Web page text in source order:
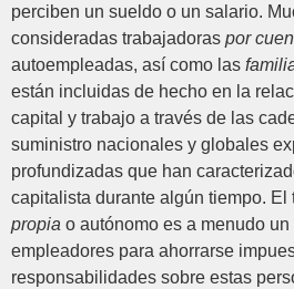
perciben un sueldo o un salario.
consideradas trabajadoras por
autoempleadas, así como las
están incluidas de hecho en la
capital y trabajo a través de las
suministro nacionales y globales
profundizadas que han
capitalista durante algún tiempo. El
propia o autónomo es a menudo
empleadores para ahorrarse
responsabilidades sobre estas